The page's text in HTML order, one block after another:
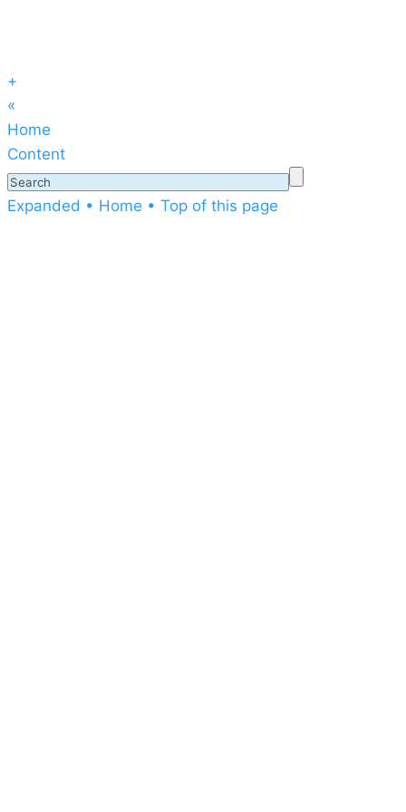
+
«
Home
Content
Expanded • Home • Top of this page